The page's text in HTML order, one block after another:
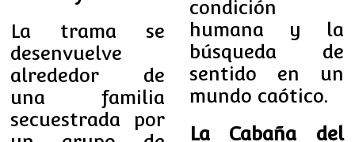
La trama se
desenvuelve
alrededor de
una familia
secuestrada por
condición
humana y la
búsqueda de
sentido en un
mundo caótico.
La Cabaña del